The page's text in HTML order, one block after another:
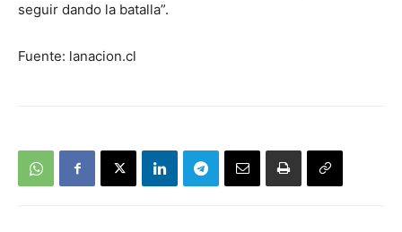
seguir dando la batalla”.
Fuente: lanacion.cl